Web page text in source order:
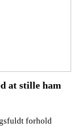
at stille ham
forhold